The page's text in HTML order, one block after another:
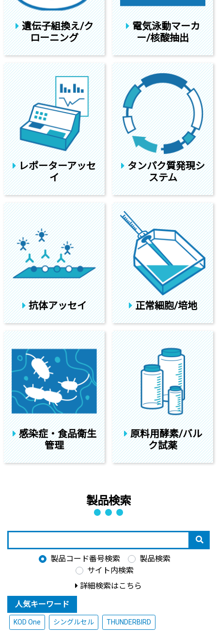
遺伝子組換え/ク
ローニング
電気泳動マーカ
ー/核酸抽出
レポーターアッセ
イ
タンパク質発現シ
ステム
抗体アッセイ 正常細胞/培地
感染症・食品衛生
管理
原料用酵素/バル
ク試薬
製品検索
製品コード番号検索
製品検索
サイト内検索
詳細検索はこちら
人気キーワード
KOD One シングルセル THUNDERBIRD